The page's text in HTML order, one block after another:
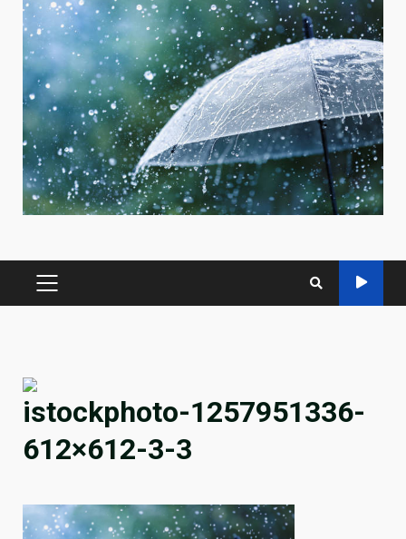
PRIMARY
istockphoto-1257951336-
612×612-3-3